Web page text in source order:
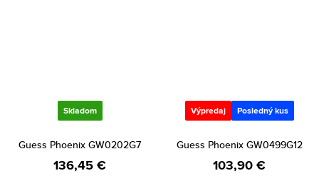
Skladom
Guess Phoenix GW0202G7
136,45 €
Výpredaj Posledný kus
Guess Phoenix GW0499G12
103,90 €